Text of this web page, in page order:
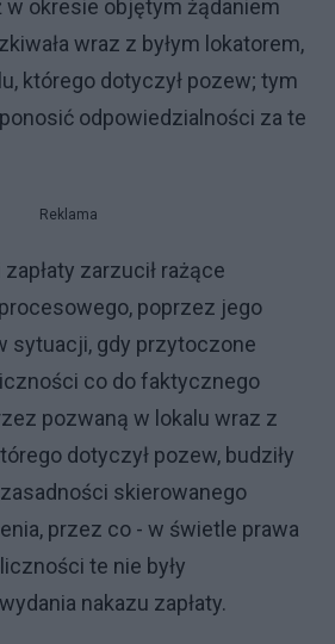
w okresie objętym żądaniem
wraz z byłym lokatorem,
którego dotyczył pozew; tym
odpowiedzialności za te
Reklama
zarzucił rażące
poprzez jego
sytuacji, gdy przytoczone
co do faktycznego
pozwaną w lokalu wraz z
dotyczył pozew, budziły
skierowanego
przez co - w świetle prawa
te nie były
nakazu zapłaty.